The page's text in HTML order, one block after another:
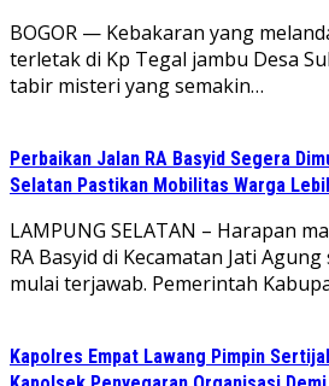
​BOGOR — Kebakaran yang
terletak di Kp Tegal jambu Desa
tabir misteri yang semakin…
Perbaikan Jalan RA Basyid Segera
Selatan Pastikan Mobilitas Warga
LAMPUNG SELATAN – Harapan
RA Basyid di Kecamatan Jati
mulai terjawab. Pemerintah
Kapolres Empat Lawang Pimpin